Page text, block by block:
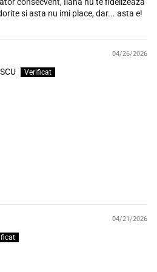
si asta nu imi place, dar... asta e!
04/26/2026
04/21/2026